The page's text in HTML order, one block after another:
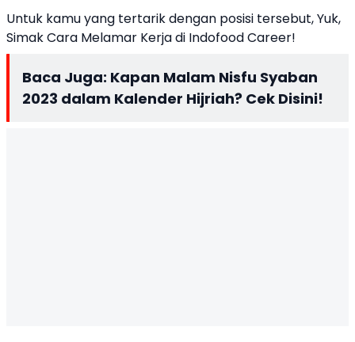
Untuk kamu yang tertarik dengan posisi tersebut, Yuk,
Simak Cara Melamar Kerja di Indofood Career!
Baca Juga: Kapan Malam Nisfu Syaban
2023 dalam Kalender Hijriah? Cek Disini!